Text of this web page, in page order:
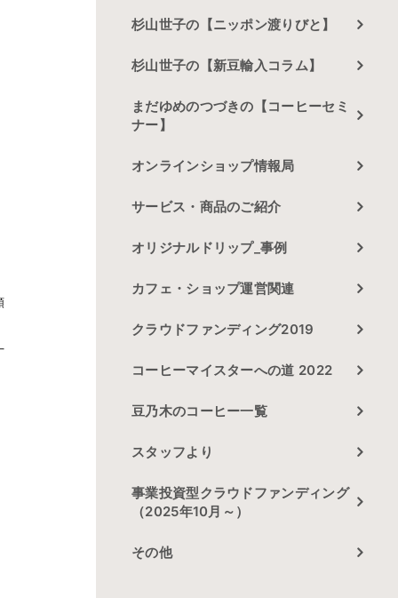
杉山世子の【ニッポン渡りびと】
杉山世子の【新豆輸入コラム】
まだゆめのつづきの【コーヒーセミ
ナー】
オンラインショップ情報局
サービス・商品のご紹介
オリジナルドリップ_事例
カフェ・ショップ運営関連
クラウドファンディング2019
コーヒーマイスターへの道 2022
豆乃木のコーヒー一覧
スタッフより
事業投資型クラウドファンディング
（2025年10月～）
その他